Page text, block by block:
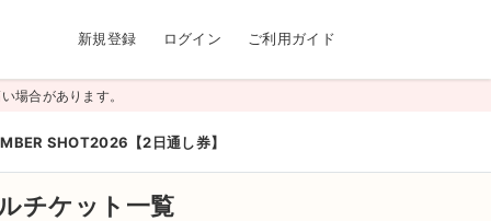
新規登録 ログイン ご利用ガイド
場合があります。
SHOT2026【2日通し券】
チケット一覧